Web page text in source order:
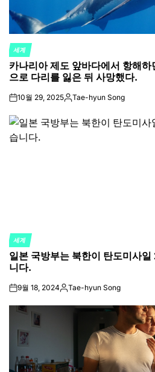
POSTED
IN
세계
카나리아 제도 앞바다에서 항해
으로 다리를 잃은 뒤 사망했다.
on10월 29, 2025Posted
Tae-hyun Song
POSTED
IN
세계
일본 국방부는 북한이 탄도미사
니다.
on9월 18, 2024Posted
Tae-hyun Song